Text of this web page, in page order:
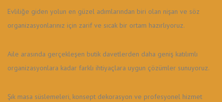
Evliliğe giden yolun en güzel adımlarından biri olan nişan ve söz
organizasyonlarınız için zarif ve sıcak bir ortam hazırlıyoruz.
Aile arasında gerçekleşen butik davetlerden daha geniş katılımlı
organizasyonlara kadar farklı ihtiyaçlara uygun çözümler sunuyoruz.
Şık masa süslemeleri, konsept dekorasyon ve profesyonel hizmet